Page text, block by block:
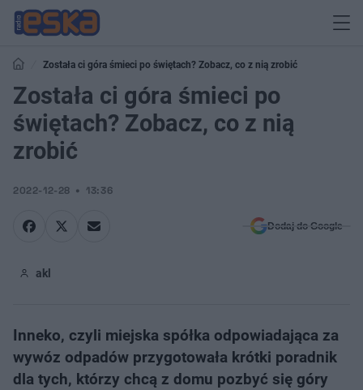
Została ci góra śmieci po świętach? Zobacz, co z nią zrobić
Została ci góra śmieci po
świętach? Zobacz, co z nią
zrobić
2022-12-28 13:36
Dodaj do Google
akl
Inneko, czyli miejska spółka odpowiadająca za
wywóz odpadów przygotowała krótki poradnik
dla tych, którzy chcą z domu pozbyć się góry